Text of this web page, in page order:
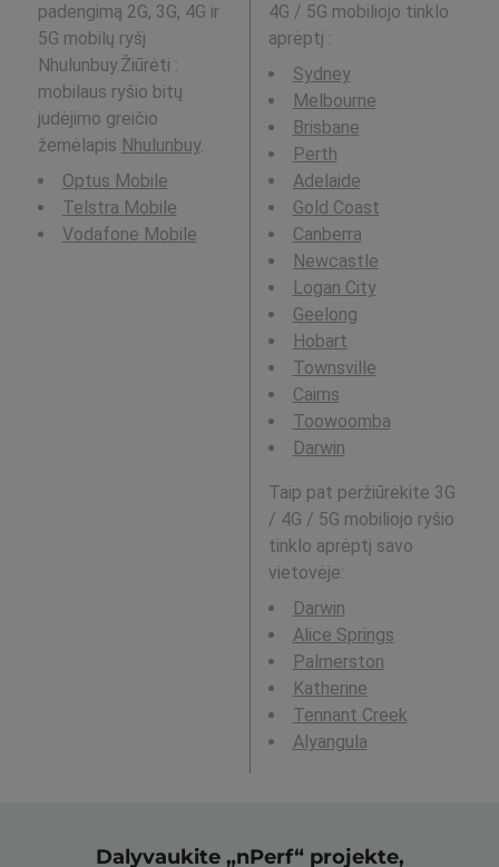
padengimą 2G, 3G, 4G ir
5G mobilų ryšį
Nhulunbuy.Žiūrėti :
mobilaus ryšio bitų
judėjimo greičio
žemėlapis Nhulunbuy.
Optus Mobile
Telstra Mobile
Vodafone Mobile
4G / 5G mobiliojo tinklo
aprėptį :
Sydney
Melbourne
Brisbane
Perth
Adelaide
Gold Coast
Canberra
Newcastle
Logan City
Geelong
Hobart
Townsville
Cairns
Toowoomba
Darwin
Taip pat peržiūrėkite 3G
/ 4G / 5G mobiliojo ryšio
tinklo aprėptį savo
vietovėje:
Darwin
Alice Springs
Palmerston
Katherine
Tennant Creek
Alyangula
Dalyvaukite „nPerf“ projekte,